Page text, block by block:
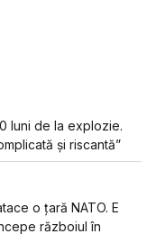
luni de la explozie.
și riscantă”
o țară NATO. E
războiul în